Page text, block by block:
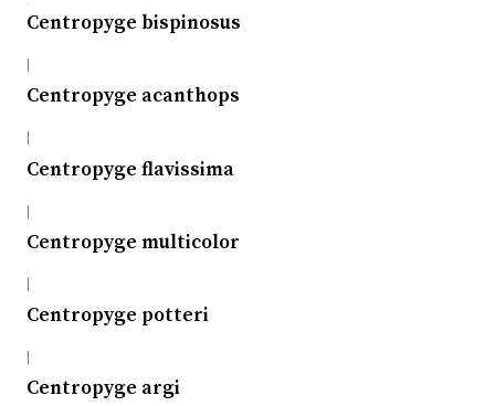
Centropyge bispinosus
|
Centropyge acanthops
|
Centropyge flavissima
|
Centropyge multicolor
|
Centropyge potteri
|
Centropyge argi